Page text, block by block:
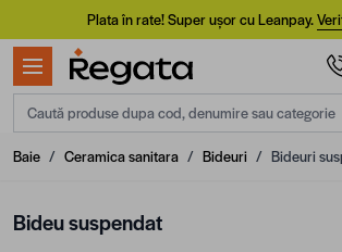
Mergi la ConținutPlata în rate! Super ușor cu Leanpay.
Caută produse dupa cod, denumire sau
Baie / Ceramica sanitara / Bideuri / Bideuri
Bideu suspendat